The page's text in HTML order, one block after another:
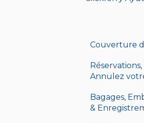
Couverture
Annulez
Bagages,
&